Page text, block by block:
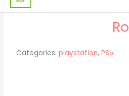
Categories: playstation,PS5